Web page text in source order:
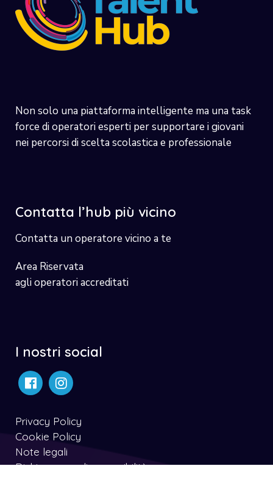
Non solo una piattaforma intelligente ma una task
force di operatori esperti per supportare i giovani
nei percorsi di scelta scolastica e professionale
Contatta l’hub più vicino
Contatta un operatore vicino a te
Area Riservata
agli operatori accreditati
I nostri social
Privacy Policy
Cookie Policy
Note legali
Dichiarazone di accessibilità